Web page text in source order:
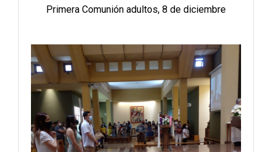
Primera Comunión adultos, 8 de diciembre